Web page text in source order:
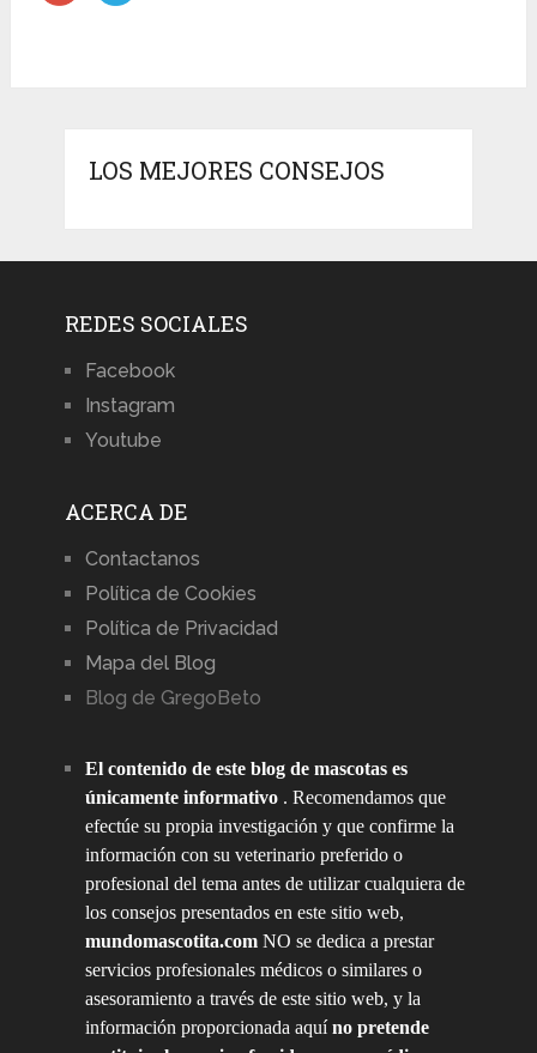
LOS MEJORES CONSEJOS
REDES SOCIALES
Facebook
Instagram
Youtube
ACERCA DE
Contactanos
Política de Cookies
Política de Privacidad
Mapa del Blog
Blog de GregoBeto
El contenido de este blog de mascotas es
únicamente informativo. Recomendamos que
efectúe su propia investigación y que confirme la
información con su veterinario preferido o
profesional del tema antes de utilizar cualquiera de
los consejos presentados en este sitio web,
mundomascotita.comNO se dedica a prestar
servicios profesionales médicos o similares o
asesoramiento a través de este sitio web, y la
información proporcionada aquíno pretende